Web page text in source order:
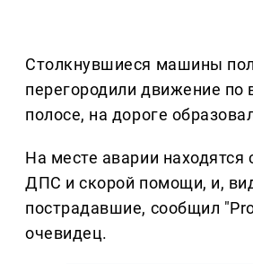
Столкнувшиеся машины
перегородили движение по
полосе, на дороге
На месте аварии находятся
ДПС и скорой помощи, и,
пострадавшие, сообщил
очевидец.